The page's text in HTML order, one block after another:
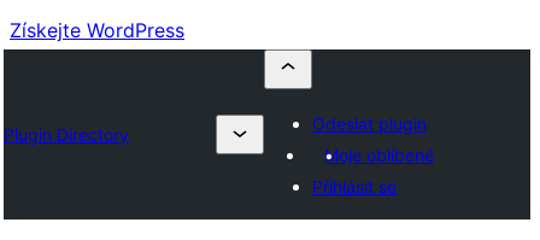
Získejte WordPress
Plugin Directory
Odeslat plugin
Moje oblíbené
Přihlásit se